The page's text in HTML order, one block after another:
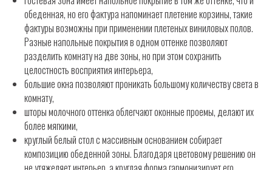
обеденная, но его фактура напоминает плетение корзины, такие
фактуры возможны при применении плетеных виниловых полов.
Разные напольные покрытия в одном оттенке позволяют
разделить комнату на две зоны, но при этом сохранить
целостность восприятия интерьера,
большие окна позволяют проникать большому количеству света в
комнату,
шторы молочного оттенка облегчают оконные проемы, делают их
более мягкими,
круглый белый стол с массивным основанием собирает
композицию обеденной зоны. Благодаря цветовому решению он